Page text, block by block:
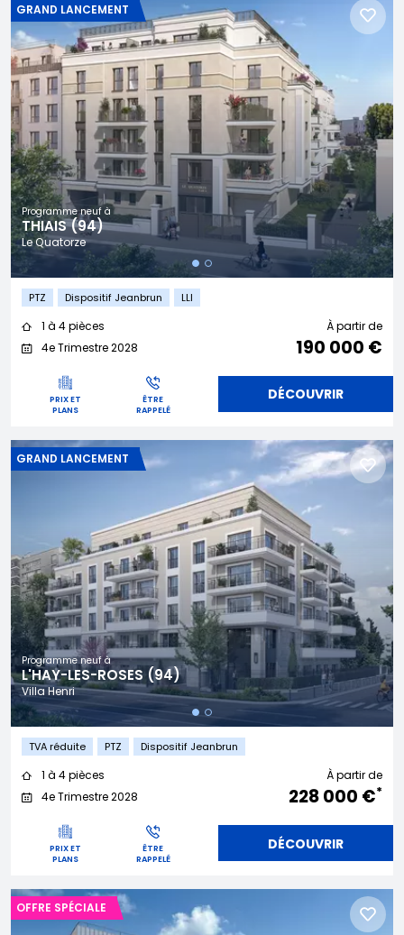
Programme neuf à
THIAIS (94)
Le Quatorze
GRAND LANCEMENT
PTZ Dispositif Jeanbrun LLI
1 à 4 pièces
4e Trimestre 2028
À partir de
190 000 €
PRIX ET
PLANS
ÊTRE
RAPPELÉ
DÉCOUVRIR
Programme neuf à
L'HAY-LES-ROSES (94)
Villa Henri
GRAND LANCEMENT
TVA réduite PTZ Dispositif Jeanbrun
1 à 4 pièces
4e Trimestre 2028
À partir de
228 000 €*
PRIX ET
PLANS
ÊTRE
RAPPELÉ
DÉCOUVRIR
OFFRE SPÉCIALE